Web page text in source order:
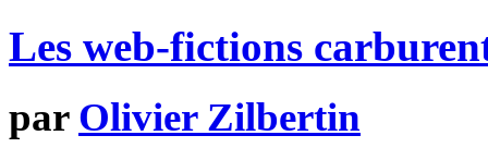
Les web-fictions
par Olivier Zilbertin